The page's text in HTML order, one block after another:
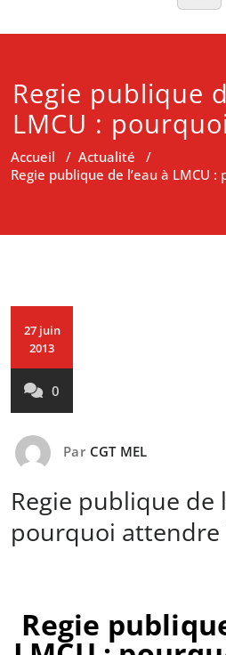
Regie publique
LMCU :
Accueil / Actualité /
Regie publique de l’eau à LMCU
27 juin
2013
0
Par CGT MEL
Regie publique de
pourquoi attendre
Regie